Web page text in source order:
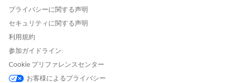
ご意見をお待ちしております。
プライバシーに関する声明
セキュリティに関する声明
利用規約
参加ガイドライン:
Cookie プリファレンスセンター
お客様によるプライバシー